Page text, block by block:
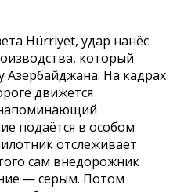
Hürriyet, удар нанёс
который
Азербайджана. На кадрах
движется
подаётся в особом
отслеживает
сам внедорожник
— серым. Потом